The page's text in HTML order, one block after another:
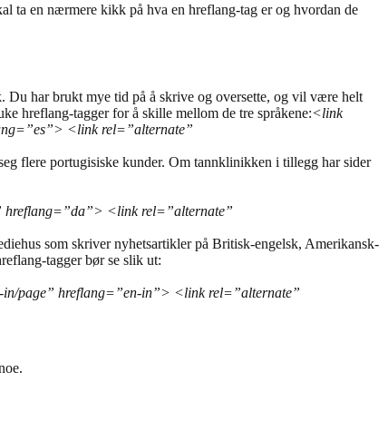
ta en nærmere kikk på hva en hreflang-tag er og hvordan de
Du har brukt mye tid på å skrive og oversette, og vil være helt
hreflang-tagger for å skille mellom de tre språkene:<link
<link rel=”alternate”
flere portugisiske kunder. Om tannklinikken i tillegg har sider
hreflang=”da”> <link rel=”alternate”
som skriver nyhetsartikler på Britisk-engelsk, Amerikansk-
tagger bør se slik ut:
page” hreflang=”en-in”> <link rel=”alternate”